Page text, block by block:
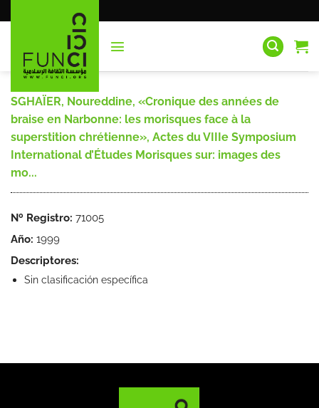
al
SGHAÏER, Noureddine, «Cronique des années de
braise en Narbonne: les morisques face à la
superstition chrétienne», Actes du VIIIe Symposium
International d’Études Morisques sur: images des
mo...
Nº Registro: 71005
Año: 1999
Descriptores:
Sin clasificación específica